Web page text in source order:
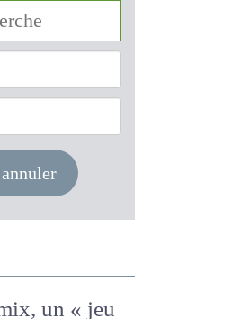
annuler